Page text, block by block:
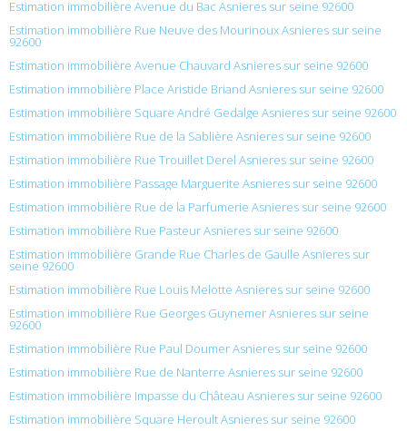
Estimation immobilière Avenue du Bac Asnieres sur seine 92600
Estimation immobilière Rue Neuve des Mourinoux Asnieres sur seine
92600
Estimation immobilière Avenue Chauvard Asnieres sur seine 92600
Estimation immobilière Place Aristide Briand Asnieres sur seine 92600
Estimation immobilière Square André Gedalge Asnieres sur seine 92600
Estimation immobilière Rue de la Sablière Asnieres sur seine 92600
Estimation immobilière Rue Trouillet Derel Asnieres sur seine 92600
Estimation immobilière Passage Marguerite Asnieres sur seine 92600
Estimation immobilière Rue de la Parfumerie Asnieres sur seine 92600
Estimation immobilière Rue Pasteur Asnieres sur seine 92600
Estimation immobilière Grande Rue Charles de Gaulle Asnieres sur
seine 92600
Estimation immobilière Rue Louis Melotte Asnieres sur seine 92600
Estimation immobilière Rue Georges Guynemer Asnieres sur seine
92600
Estimation immobilière Rue Paul Doumer Asnieres sur seine 92600
Estimation immobilière Rue de Nanterre Asnieres sur seine 92600
Estimation immobilière Impasse du Château Asnieres sur seine 92600
Estimation immobilière Square Heroult Asnieres sur seine 92600